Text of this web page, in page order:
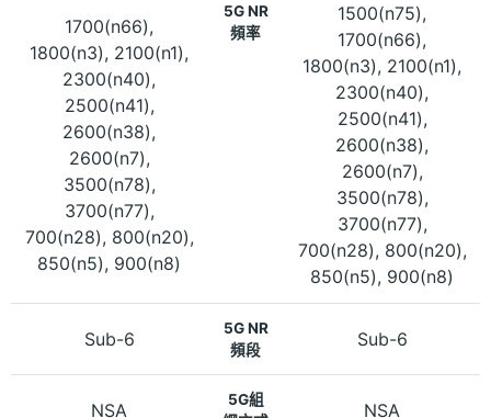
1700(n66),
1800(n3), 2100(n1),
2300(n40),
2500(n41),
2600(n38),
2600(n7),
3500(n78),
3700(n77),
700(n28), 800(n20),
850(n5), 900(n8)
5G NR
頻率
1500(n75),
1700(n66),
1800(n3), 2100(n1),
2300(n40),
2500(n41),
2600(n38),
2600(n7),
3500(n78),
3700(n77),
700(n28), 800(n20),
850(n5), 900(n8)
Sub-6
5G NR
頻段
Sub-6
NSA
5G組
NSA